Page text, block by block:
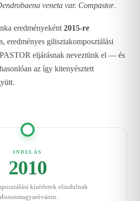
veneta var. Compastor.
eredményeként 2015-re
eredményes gilisztakomposztálási
eljárásnak neveztünk el — és
az így kitenyésztett
INDULÁS
2010
kísérletek elindulnak